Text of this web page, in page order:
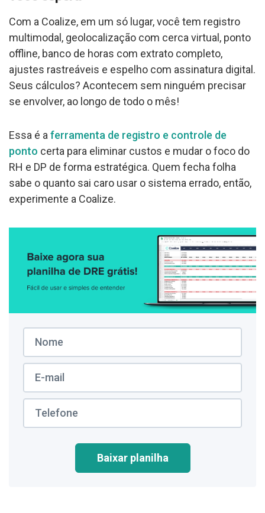
Com a Coalize, em um só lugar, você tem registro
multimodal, geolocalização com cerca virtual, ponto
offline, banco de horas com extrato completo,
ajustes rastreáveis e espelho com assinatura digital.
Seus cálculos? Acontecem sem ninguém precisar
se envolver, ao longo de todo o mês!
Essa é a ferramenta de registro e controle de
ponto certa para eliminar custos e mudar o foco do
RH e DP de forma estratégica. Quem fecha folha
sabe o quanto sai caro usar o sistema errado, então,
experimente a Coalize.
Baixar planilha